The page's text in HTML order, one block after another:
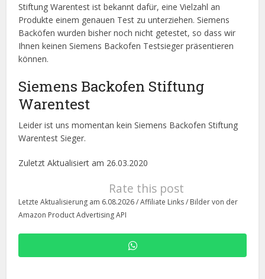
Stiftung Warentest ist bekannt dafür, eine Vielzahl an
Produkte einem genauen Test zu unterziehen. Siemens
Backöfen wurden bisher noch nicht getestet, so dass wir
Ihnen keinen Siemens Backofen Testsieger präsentieren
können.
Siemens Backofen Stiftung
Warentest
Leider ist uns momentan kein Siemens Backofen Stiftung
Warentest Sieger.
Zuletzt Aktualisiert am 26.03.2020
Rate this post
Letzte Aktualisierung am 6.08.2026 / Affiliate Links / Bilder von der
Amazon Product Advertising API